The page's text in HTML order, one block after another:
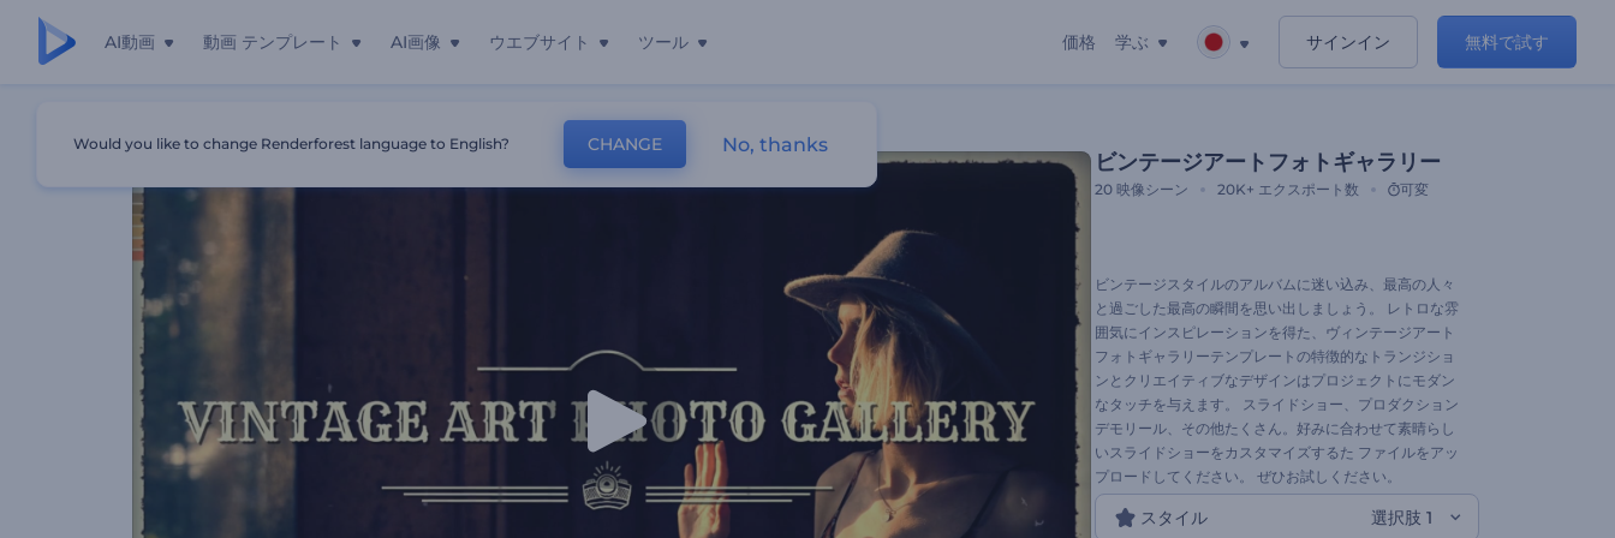
AI動画 動画 テンプレート AI画像 ウエブサイト ツール 価格 学ぶ サインイン 無料で試す
ビンテージアートフォトギャラリー
20 映像シーン 20K+ エクスポート数 可変
ビンテージスタイルのアルバムに迷い込み、最高の人々
と過ごした最高の瞬間を思い出しましょう。 レトロな雰
囲気にインスピレーションを得た、ヴィンテージアート
フォトギャラリーテンプレートの特徴的なトランジショ
ンとクリエイティブなデザインはプロジェクトにモダン
なタッチを与えます。 スライドショー、プロダクション
デモリール、その他たくさん。好みに合わせて素晴らし
いスライドショーをカスタマイズするた ファイルをアッ
プロードしてください。 ぜひお試しください。
スタイル 選択肢 1
Would you like to change Renderforest language to English? CHANGE No, thanks